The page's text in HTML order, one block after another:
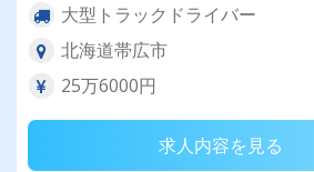
大型トラックドライバー
北海道帯広市
25万6000円
求人内容を見る